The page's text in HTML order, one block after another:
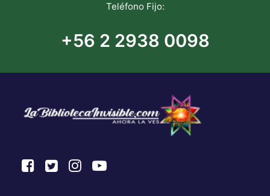
Teléfono Fijo:
+56 2 2938 0098